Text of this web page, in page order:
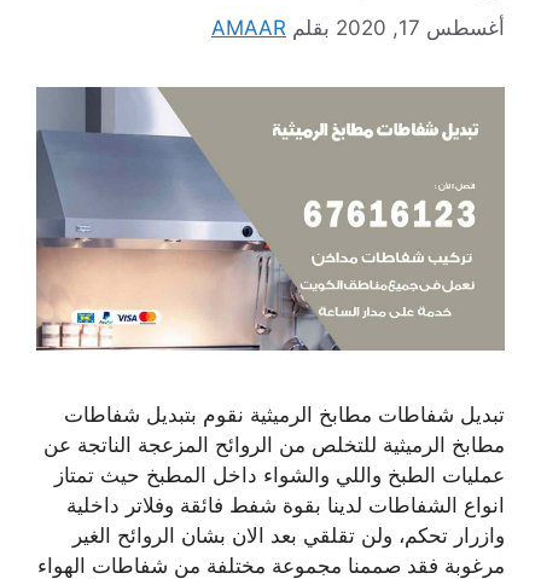
أغسطس 17, 2020 بقلم AMAAR
تبديل شفاطات مطابخ الرميثية نقوم بتبديل شفاطات
مطابخ الرميثية للتخلص من الروائح المزعجة الناتجة عن
عمليات الطبخ واللي والشواء داخل المطبخ حيث تمتاز
انواع الشفاطات لدينا بقوة شفط فائقة وفلاتر داخلية
وازرار تحكم، ولن تقلقي بعد الان بشان الروائح الغير
مرغوبة فقد صممنا مجموعة مختلفة من شفاطات الهواء